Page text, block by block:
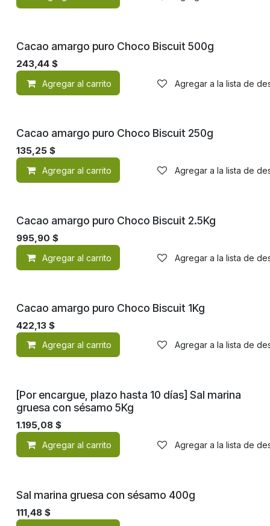
¡Nuevo!
Cacao amargo puro Choco Biscuit 500g
243,44 $
Agregar al carrito Agregar a la lista de
¡Nuevo!
Cacao amargo puro Choco Biscuit 250g
135,25 $
Agregar al carrito Agregar a la lista de
¡Nuevo!
Cacao amargo puro Choco Biscuit 2.5Kg
995,90 $
Agregar al carrito Agregar a la lista de
¡Nuevo!
Cacao amargo puro Choco Biscuit 1Kg
422,13 $
Agregar al carrito Agregar a la lista de
[Por encargue, plazo hasta 10 días] Sal marina
gruesa con sésamo 5Kg
1.195,08 $
Agregar al carrito Agregar a la lista de
Sal marina gruesa con sésamo 400g
111,48 $